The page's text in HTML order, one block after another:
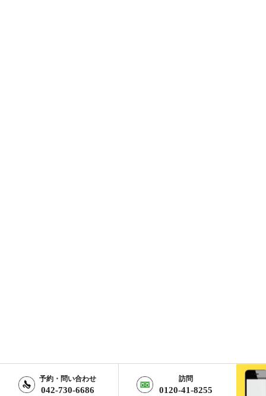
予約・問い合わせ
042-730-6686
訪問
0120-41-8255